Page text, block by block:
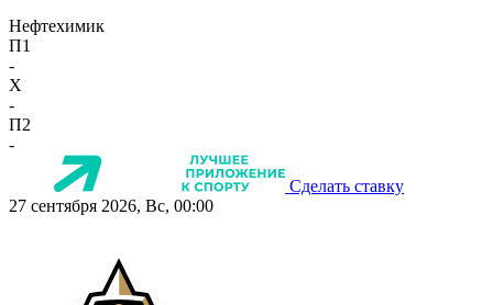
Нефтехимик
П1
-
X
-
П2
-
Сделать ставку
27 сентября 2026, Вс, 00:00